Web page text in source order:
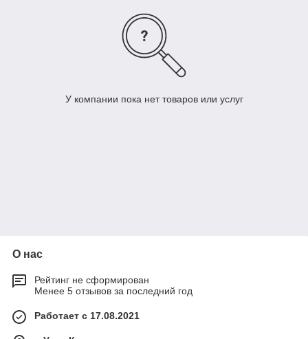
У компании пока нет товаров или услуг
О нас
Рейтинг не сформирован
Менее 5 отзывов за последний год
Работает с 17.08.2021